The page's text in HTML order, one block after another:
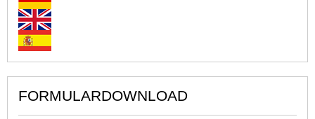
FORMULARDOWNLOAD